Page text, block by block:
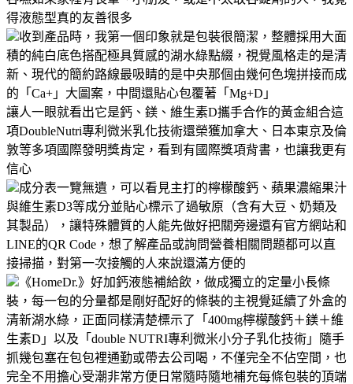
得液態型真的友善很多
收到產品時，我第一個印象就是包裝很簡潔，整體採用大面
積的純白底色搭配極具質感的湖水綠點綴，視覺風格走的是清
新、現代的簡約路線最吸睛的是中央那個由幾何色塊拼接而成
的「Ca+」大圖案，中間還貼心包覆著「Mg+D」
讓人一眼就看出它是鈣、鎂、維生素D攜手合作的黃金組合這
項DoubleNutri專利微米乳化技術還榮獲加拿大、日本東京及倫
敦等多項國際發明獎肯定，看到有國際獎項背書，也讓我更有
信心
成分表一覽無遺，可以看見主打的檸檬酸鈣、蘋果濃縮果汁
與維生素D3等成分並貼心標示了過敏原（含有大豆、奶類及
其製品），讓特殊體質的人能先做好把關旁邊還有官方網站和
LINE的QR Code，想了解產品或詢問營養相關問題都可以直
接掃描，對第一次接觸的人來說還滿方便的
《HomeDr.》好加鈣液態補給飲，做成獨立的定量小長條
裝，每一包的分量都是剛好配好的條裝的主視覺延續了外盒的
清新湖水綠，正面同樣清楚標示了「400mg檸檬酸鈣＋鎂＋維
生素D」以及「double NUTRI專利微米小分子乳化技術」隨手
抓幾包塞在包包裡通勤或帶去公司喝，不僅完全不佔空間，也
完全不用擔心受潮非常方便日常隨時隨地補充每條包裝的頂端